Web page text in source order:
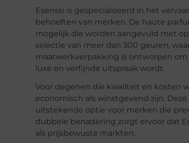
Esenssi is gespecialiseerd in het
behoeften van merken. De haute
mogelijk die worden aangevuld met
selectie van meer dan 300 geuren,
maatwerkverpakking is ontworpen
luxe en verfijnde uitspraak wordt.
Voor degenen die kwaliteit en kosten
economisch als winstgevend zijn.
uitstekende optie voor merken die
dubbele benadering zorgt ervoor dat
als prijsbewuste markten.